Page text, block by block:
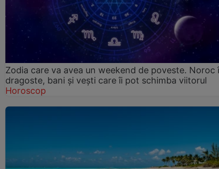
Zodia care va avea un weekend de poveste. Noroc
dragoste, bani și vești care îi pot schimba viitorul
Horoscop